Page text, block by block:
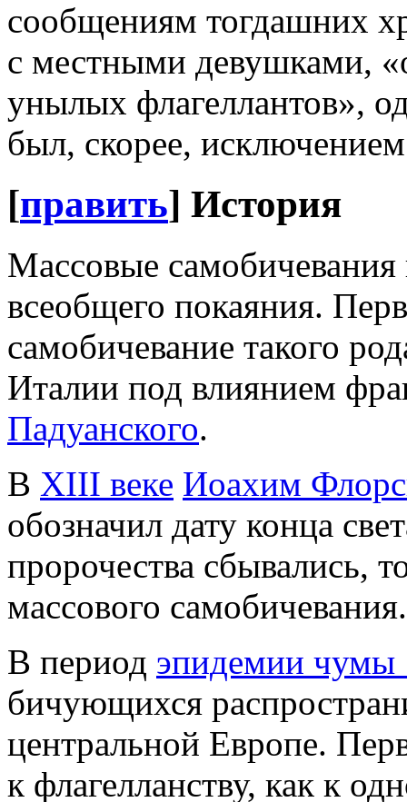
сообщениям тогдашних
с местными девушками,
унылых флагеллантов»,
был, скорее,
[править] История
Массовые самобичевания
всеобщего покаяния.
самобичевание такого
Италии под влиянием
Падуанского.
В XIII веке Иоахим
обозначил дату конца
пророчества сбывались,
массового самобичевания.
В период эпидемии чумы
бичующихся
центральной Европе.
к флагелланству, как к